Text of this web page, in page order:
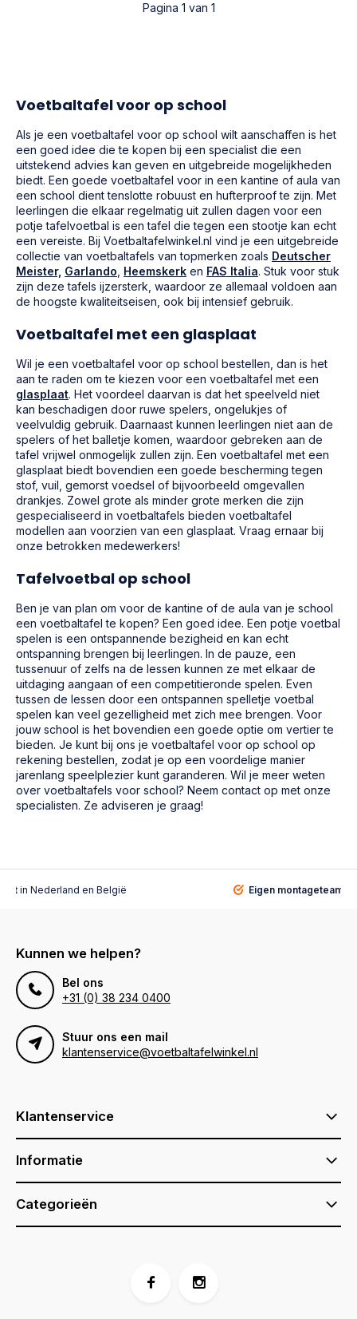
Pagina 1 van 1
Voetbaltafel voor op school
Als je een voetbaltafel voor op school wilt aanschaffen is het
een goed idee die te kopen bij een specialist die een
uitstekend advies kan geven en uitgebreide mogelijkheden
biedt. Een goede voetbaltafel voor in een kantine of aula van
een school dient tenslotte robuust en hufterproof te zijn. Met
leerlingen die elkaar regelmatig uit zullen dagen voor een
potje tafelvoetbal is een tafel die tegen een stootje kan echt
een vereiste. Bij Voetbaltafelwinkel.nl vind je een uitgebreide
collectie van voetbaltafels van topmerken zoals Deutscher
Meister, Garlando Heemskerk en FAS Italia. Stuk voor stuk
zijn deze tafels ijzersterk, waardoor ze allemaal voldoen aan
de hoogste kwaliteitseisen, ook bij intensief gebruik.
Voetbaltafel met een glasplaat
Wil je een voetbaltafel voor op school bestellen, dan is het
aan te raden om te kiezen voor een voetbaltafel met een
glasplaat. Het voordeel daarvan is dat het speelveld niet
kan beschadigen door ruwe spelers, ongelukjes of
veelvuldig gebruik. Daarnaast kunnen leerlingen niet aan de
spelers of het balletje komen, waardoor gebreken aan de
tafel vrijwel onmogelijk zullen zijn. Een voetbaltafel met een
glasplaat biedt bovendien een goede bescherming tegen
stof, vuil, gemorst voedsel of bijvoorbeeld omgevallen
drankjes. Zowel grote als minder grote merken die zijn
gespecialiseerd in voetbaltafels bieden voetbaltafel
modellen aan voorzien van een glasplaat. Vraag ernaar bij
onze betrokken medewerkers!
Tafelvoetbal op school
Ben je van plan om voor de kantine of de aula van je school
een voetbaltafel te kopen? Een goed idee. Een potje voetbal
spelen is een ontspannende bezigheid en kan echt
ontspanning brengen bij leerlingen. In de pauze, een
tussenuur of zelfs na de lessen kunnen ze met elkaar de
uitdaging aangaan of een competitieronde spelen. Even
tussen de lessen door een ontspannen spelletje voetbal
spelen kan veel gezelligheid met zich mee brengen. Voor
jouw school is het bovendien een goede optie om vertier te
bieden. Je kunt bij ons je voetbaltafel voor op school op
rekening bestellen, zodat je op een voordelige manier
jarenlang speelplezier kunt garanderen. Wil je meer weten
over voetbaltafels voor school? Neem contact op met onze
specialisten. Ze adviseren je graag!
in Nederland en België Eigen montageteam
Kunnen we helpen?
Bel ons
+31 (0) 38 234 0400
Stuur ons een mail
klantenservice@voetbaltafelwinkel.nl
Klantenservice
Informatie
Categorieën